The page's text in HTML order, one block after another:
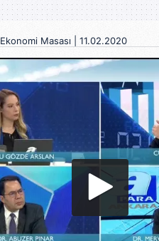
Ekonomi Masası | 11.02.2020